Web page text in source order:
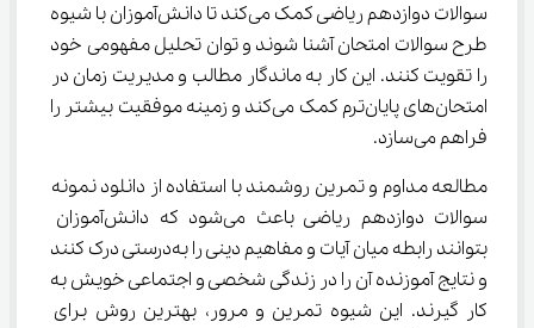
سوالات دوازدهم ریاضی کمک می‌کند تا دانش‌آموزان با شیوه
طرح سوالات امتحان آشنا شوند و توان تحلیل مفهومی خود
را تقویت کنند. این کار به ماندگار مطالب و مدیریت زمان در
امتحان‌های پایان‌ترم کمک می‌کند و زمینه موفقیت بیشتر را
فراهم می‌سازد.
مطالعه مداوم و تمرین روشمند با استفاده از دانلود نمونه
سوالات دوازدهم ریاضی باعث می‌شود که دانش‌آموزان
بتوانند رابطه میان آیات و مفاهیم دینی را به‌درستی درک کنند
و نتایج آموزنده آن را در زندگی شخصی و اجتماعی خویش به
کار گیرند. این شیوه تمرین و مرور، بهترین روش برای